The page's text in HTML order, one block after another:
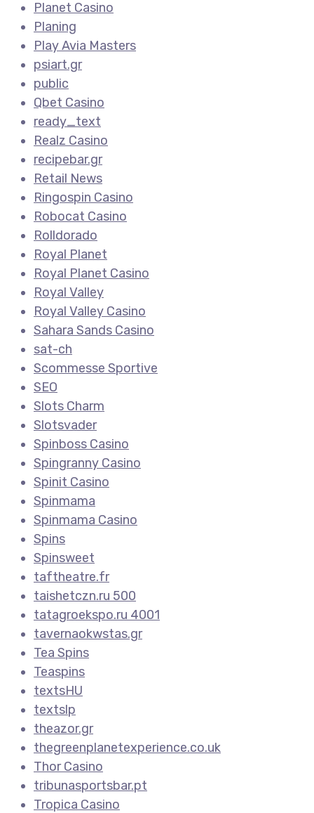
Planet Casino
Planing
Play Avia Masters
psiart.gr
public
Qbet Casino
ready_text
Realz Casino
recipebar.gr
Retail News
Ringospin Casino
Robocat Casino
Rolldorado
Royal Planet
Royal Planet Casino
Royal Valley
Royal Valley Casino
Sahara Sands Casino
sat-ch
Scommesse Sportive
SEO
Slots Charm
Slotsvader
Spinboss Casino
Spingranny Casino
Spinit Casino
Spinmama
Spinmama Casino
Spins
Spinsweet
taftheatre.fr
taishetczn.ru 500
tatagroekspo.ru 4001
tavernaokwstas.gr
Tea Spins
Teaspins
textsHU
textslp
theazor.gr
thegreenplanetexperience.co.uk
Thor Casino
tribunasportsbar.pt
Tropica Casino